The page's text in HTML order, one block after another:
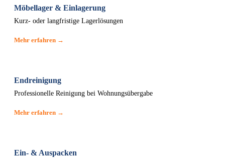
Möbellager & Einlagerung
Kurz- oder langfristige Lagerlösungen
Mehr erfahren →
Endreinigung
Professionelle Reinigung bei Wohnungsübergabe
Mehr erfahren →
Ein- & Auspacken